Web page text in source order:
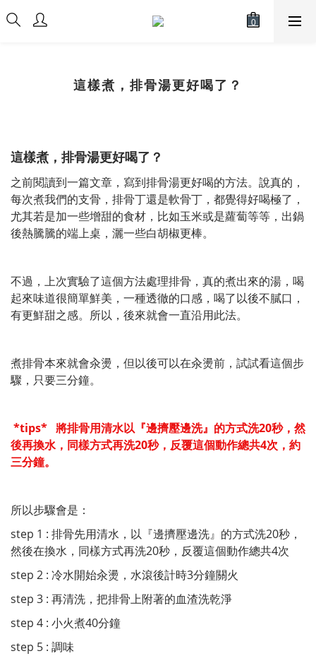
這樣煮，排骨湯更好喝了？
這樣煮，排骨湯更好喝了？
之前閱讀到一篇文章，寫到排骨湯更好喝的方法。說真的，
每次煮我們的支骨，排骨丁還是軟骨丁，都覺得好喝極了，
尤其若是加一些增甜的食材，比如玉米或是蘿蔔等等，出鍋
後熱騰騰的端上桌，灑一些白胡椒更棒。
不過，上次實驗了這個方法處理排骨，真的煮出來的湯，喝
起來味道很簡單鮮美，一種透徹的口感，喝了以後不膩口，
有更鮮甜之感。所以，後來就會一直沿用此法。
煮排骨本來就會汆燙，但以後可以在汆燙前，試試看這個步
驟，只要三分鐘。
*tips* 將排骨用清水以『邊擠壓邊洗』的方式洗20秒，然
後再換水，同樣方式再洗20秒，反覆這個動作總共4次，約
三分鐘。
所以步驟會是：
step 1 : 排骨先用清水，以『邊擠壓邊洗』的方式洗20秒，
然後在換水，同樣方式再洗20秒，反覆這個動作總共4次
step 2 : 冷水開始汆燙，水滾後計時3分鐘關火
step 3 : 再清洗，把排骨上附著的血渣洗乾淨
step 4 : 小火煮40分鐘
step 5 : 調味